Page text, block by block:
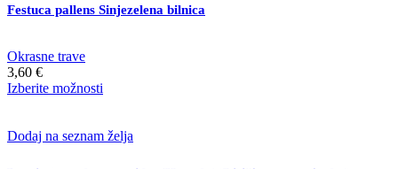
Možnosti
lahko
Festuca pallens Sinjezelena bilnica
Okrasne trave
3,60 €
Izberite možnosti
več
Dodaj na seznam želja